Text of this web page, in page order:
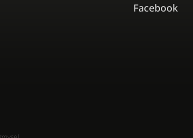
Facebook